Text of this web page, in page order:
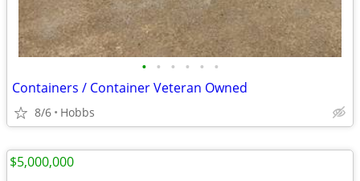
• • • • • •
Containers / Container Veteran Owned
8/6 Hobbs
$5,000,000